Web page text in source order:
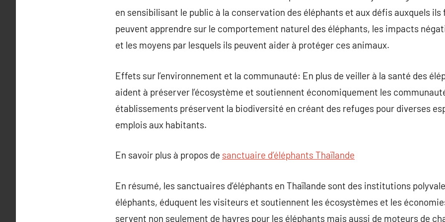
en sensibilisant le public à la conservation des éléphants et aux défis auxquels
peuvent apprendre sur le comportement naturel des éléphants, les impacts
et les moyens par lesquels ils peuvent aider à protéger ces animaux.
Effets sur l’environnement et la communauté: En plus de veiller à la santé des
aident à préserver l’écosystème et soutiennent économiquement les
établissements préservent la biodiversité en créant des refuges pour diverses
emplois aux habitants.
En savoir plus à propos de sanctuaire d’éléphants Thaïlande
En résumé, les sanctuaires d’éléphants en Thaïlande sont des institutions
éléphants, éduquent les visiteurs et soutiennent les écosystèmes et les
servent non seulement de havres pour les éléphants mais aussi de moteurs de